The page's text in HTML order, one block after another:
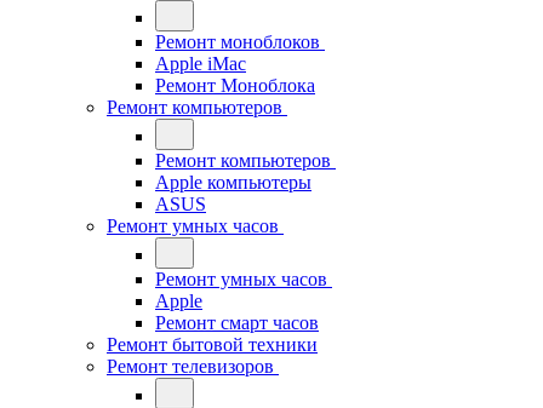
Ремонт моноблоков
Apple iMac
Ремонт Моноблока
Ремонт компьютеров
Ремонт компьютеров
Apple компьютеры
ASUS
Ремонт умных часов
Ремонт умных часов
Apple
Ремонт смарт часов
Ремонт бытовой техники
Ремонт телевизоров